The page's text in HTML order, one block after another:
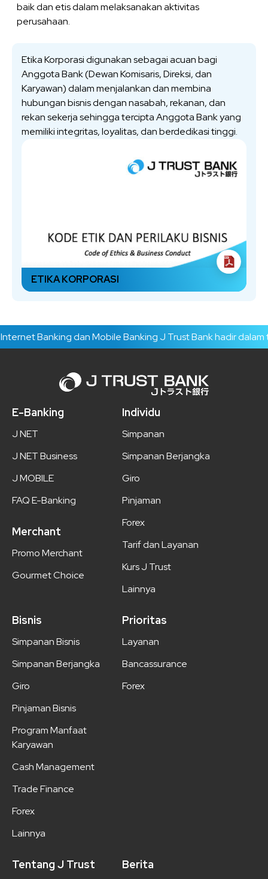
baik dan etis dalam melaksanakan aktivitas
perusahaan.
Etika Korporasi digunakan sebagai acuan bagi
Anggota Bank (Dewan Komisaris, Direksi, dan
Karyawan) dalam menjalankan dan membina
hubungan bisnis dengan nasabah, rekanan, dan
rekan sekerja sehingga tercipta Anggota Bank yang
memiliki integritas, loyalitas, dan berdedikasi tinggi.
ETIKA KORPORASI
Banking dan Mobile Banking J Trust Bank hadir dalam
E-Banking
J NET
J NET Business
J MOBILE
FAQ E-Banking
Merchant
Promo Merchant
Gourmet Choice
Individu
Simpanan
Simpanan Berjangka
Giro
Pinjaman
Forex
Tarif dan Layanan
Kurs J Trust
Lainnya
Bisnis
Simpanan Bisnis
Simpanan Berjangka
Giro
Pinjaman Bisnis
Program Manfaat
Karyawan
Cash Management
Trade Finance
Forex
Lainnya
Prioritas
Layanan
Bancassurance
Forex
Tentang J Trust Berita